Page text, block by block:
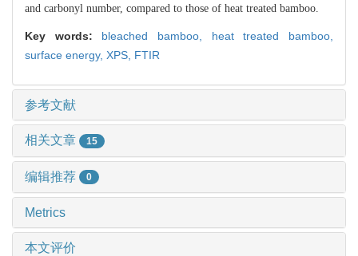
and carbonyl number, compared to those of heat treated bamboo.
Key words: bleached bamboo, heat treated bamboo,
surface energy, XPS, FTIR
参考文献
相关文章 15
编辑推荐 0
Metrics
本文评价